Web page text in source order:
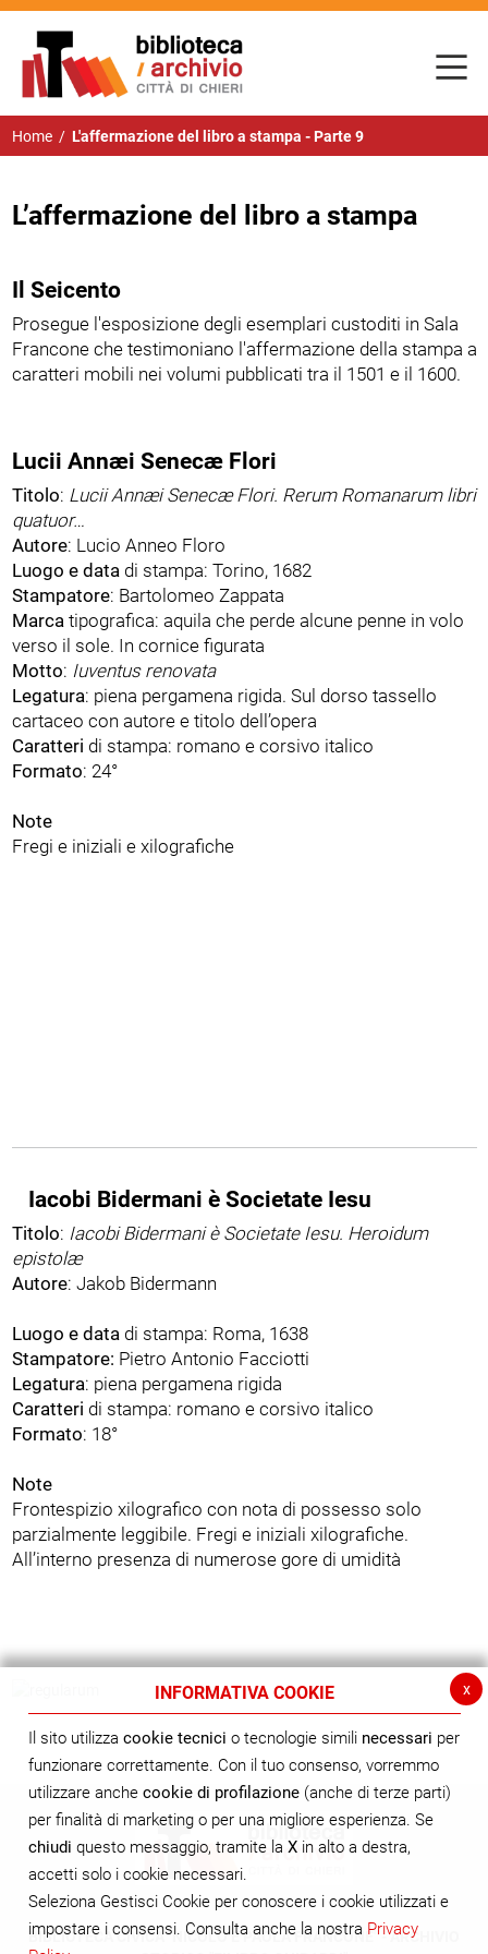
Home / L'affermazione del libro a stampa - Parte 9
L’affermazione del libro a stampa
Il Seicento
Prosegue l'esposizione degli esemplari custoditi in Sala
Franconeche testimoniano l'affermazione della stampa a
caratteri mobili nei volumi pubblicati tra il 1501 e il 1600.
Lucii Annæi Senecæ Flori
Titolo: Lucii Annæi Senecæ Flori. Rerum Romanarum libri
quatuor…
Autore: Lucio Anneo Floro
Luogo e data di stampa: Torino, 1682
Stampatore: Bartolomeo Zappata
Marca tipografica: aquila che perde alcune penne in volo
verso il sole. In cornice figurata
Motto: Iuventus renovata
Legatura: piena pergamena rigida. Sul dorso tassello
cartaceo con autore e titolo dell’opera
Caratteri di stampa: romano e corsivo italico
Formato: 24°
Note
Fregi e iniziali e xilografiche
Iacobi Bidermani è Societate Iesu
Titolo: Iacobi Bidermani è Societate Iesu. Heroidum
epistolæ
Autore: Jakob Bidermann
Luogo e data di stampa: Roma, 1638
Stampatore: Pietro Antonio Facciotti
Legatura: piena pergamena rigida
Caratteri di stampa: romano e corsivo italico
Formato: 18°
Note
Frontespizio xilografico con nota di possesso solo
parzialmente leggibile. Fregi e iniziali xilografiche.
All’interno presenza di numerose gore di umidità
BIBLIOTECA CIVICA "NICOLÒ E PAOLA FRANCONE" - ARCHIVIO
x
INFORMATIVA COOKIE
Il sito utilizza cookie tecnici o tecnologie simili necessari per
funzionare correttamente. Con il tuo consenso, vorremmo
utilizzare anche cookie di profilazione(anche di terze parti)
per finalità di marketing o per una migliore esperienza. Se
chiudi questo messaggio, tramite la Xin alto a destra,
accetti solo i cookie necessari.
Seleziona Gestisci Cookie per conoscere i cookie utilizzati e
impostare i consensi. Consulta anche la nostra Privacy